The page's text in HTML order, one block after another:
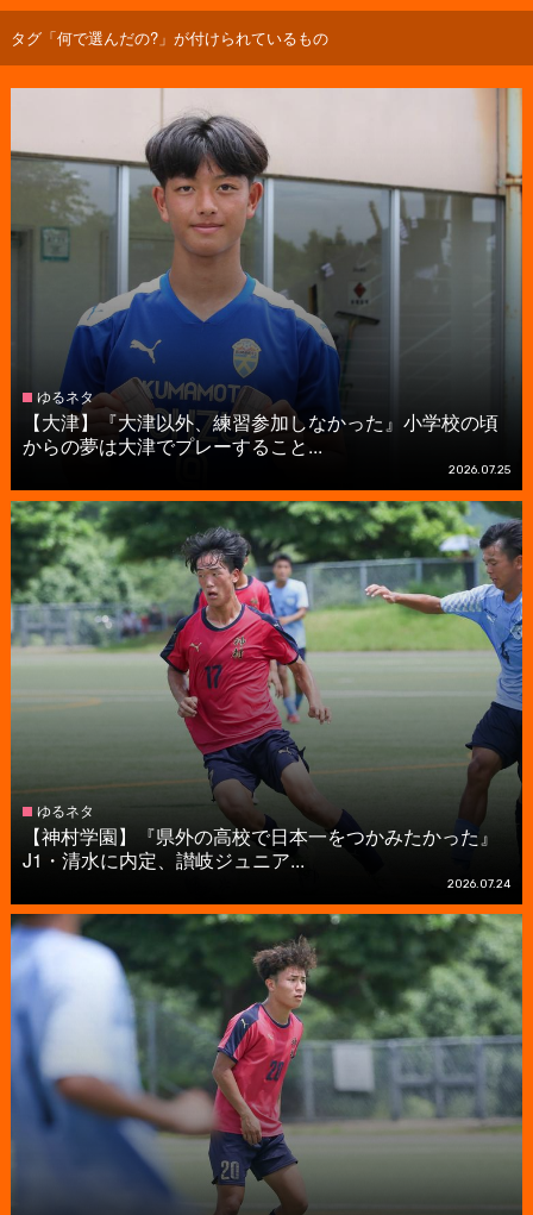
タグ「何で選んだの?」が付けられているもの
ゆるネタ
【大津】『大津以外、練習参加しなかった』小学校の頃
からの夢は大津でプレーすること...
2026.07.25
ゆるネタ
【神村学園】『県外の高校で日本一をつかみたかった』
J1・清水に内定、讃岐ジュニア...
2026.07.24